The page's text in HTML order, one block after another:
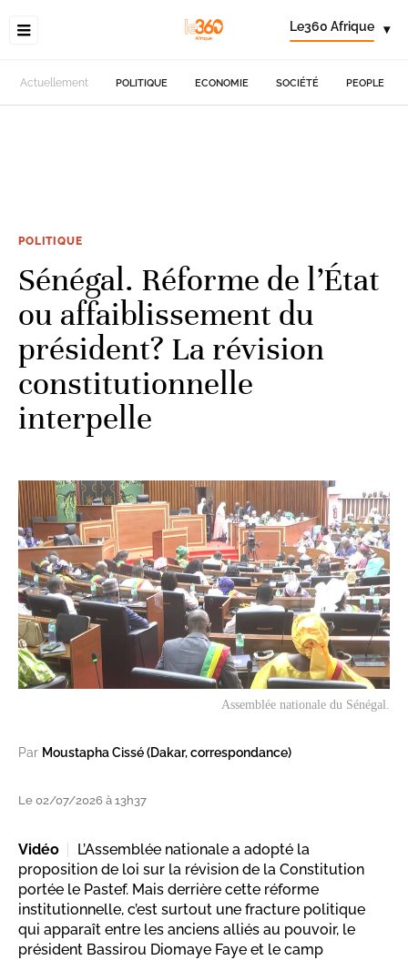
Le360 Afrique ▾
Actuellement POLITIQUE ECONOMIE SOCIÉTÉ PEOPLE
POLITIQUE
Sénégal. Réforme de l’État
ou affaiblissement du
président? La révision
constitutionnelle
interpelle
Assemblée nationale du Sénégal.
Par Moustapha Cissé (Dakar, correspondance)
Le 02/07/2026 à 13h37
Vidéo
L’Assemblée nationale a adopté la
proposition de loi sur la révision de la Constitution
portée le Pastef. Mais derrière cette réforme
institutionnelle, c’est surtout une fracture politique
qui apparaît entre les anciens alliés au pouvoir, le
président Bassirou Diomaye Faye et le camp